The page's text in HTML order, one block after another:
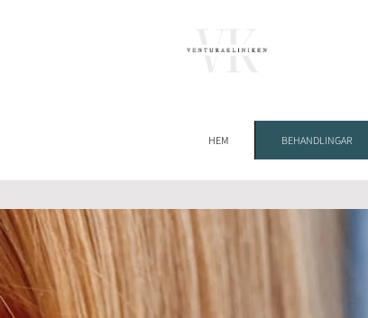
HEM BEHANDLINGAR